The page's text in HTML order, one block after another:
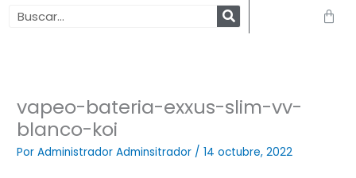
Search
vapeo-bateria-exxus-slim-vv-
blanco-koi
PorAdministrador Adminsitrador /14 octubre, 2022